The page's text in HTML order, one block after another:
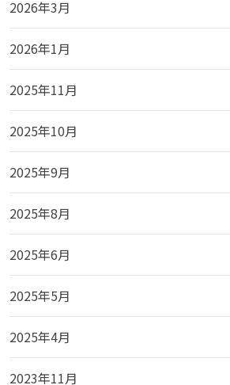
2026年3月
2026年1月
2025年11月
2025年10月
2025年9月
2025年8月
2025年6月
2025年5月
2025年4月
2023年11月